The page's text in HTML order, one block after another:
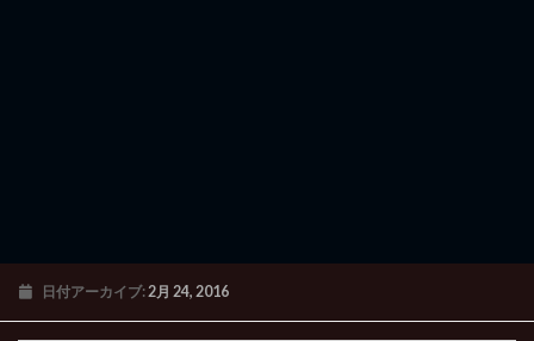
日付アーカイブ:2月 24, 2016